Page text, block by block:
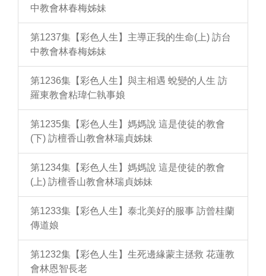
中教會林春梅姊妹
第1237集【彩色人生】主導正我的生命(上) 訪台
中教會林春梅姊妹
第1236集【彩色人生】與主相遇 蛻變的人生 訪
羅東教會粘瑋仁執事娘
第1235集【彩色人生】媽媽說 這是使徒的教會
(下) 訪檀香山教會林瑞貞姊妹
第1234集【彩色人生】媽媽說 這是使徒的教會
(上) 訪檀香山教會林瑞貞姊妹
第1233集【彩色人生】泰北美好的服事 訪曾桂蘭
傳道娘
第1232集【彩色人生】生死邊緣蒙主拯救 花蓮教
會林恩智長老